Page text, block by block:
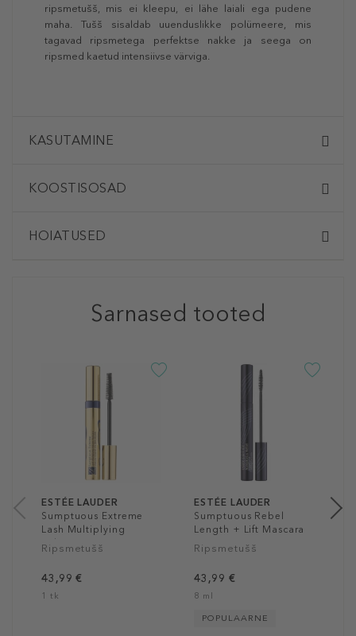
ripsmetušš, mis ei kleepu, ei lähe laiali ega pudene
maha. Tušš sisaldab uuenduslikke polümeere, mis
tagavad ripsmetega perfektse nakke ja seega on
ripsmed kaetud intensiivse värviga.
KASUTAMINE
KOOSTISOSAD
HOIATUSED
Sarnased tooted
ESTÉE LAUDER
Sumptuous Extreme
Lash Multiplying
Volume Mascara
Ripsmetušš
43,99 €
1 tk
ESTÉE LAUDER
Sumptuous Rebel
Length + Lift Mascara
Ripsmetušš
43,99 €
8 ml
POPULAARNE